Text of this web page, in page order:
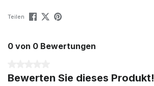
Teilen
0 von 0 Bewertungen
Bewerten Sie dieses Produkt!